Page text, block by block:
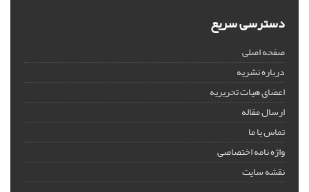
دسترسی سریع
صفحه اصلی
درباره نشریه
اعضای هیات تحریریه
ارسال مقاله
تماس با ما
واژه نامه اختصاصی
نقشه سایت